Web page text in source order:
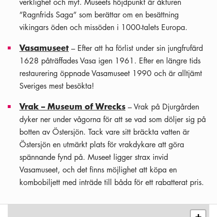
verklighet och myt. Museets höjdpunkt är åkturen
”Ragnfrids Saga” som berättar om en besättning
vikingars öden och missöden i 1000-talets Europa.
Vasamuseet – Efter att ha förlist under sin jungfrufärd
1628 påträffades Vasa igen 1961. Efter en längre tids
restaurering öppnade Vasamuseet 1990 och är alltjämt
Sveriges mest besökta!
Vrak – Museum of Wrecks – Vrak på Djurgården
dyker ner under vågorna för att se vad som döljer sig på
botten av Östersjön. Tack vare sitt bräckta vatten är
Östersjön en utmärkt plats för vrakdykare att göra
spännande fynd på. Museet ligger strax invid
Vasamuseet, och det finns möjlighet att köpa en
kombobiljett med inträde till båda för ett rabatterat pris.
Leaflet |